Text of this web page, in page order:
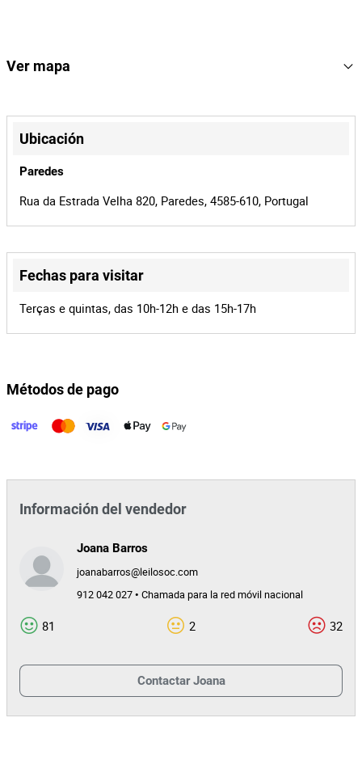
Referencia
Id de la
subasta
41696
Id del lote
Ver mapa
+
−
Leaflet ©OpenStreetMap
Ubicación
Paredes
Rua da Estrada Velha 820, Paredes, 4585-610, Portugal
Fechas para visitar
Terças e quintas, das 10h-12h e das 15h-17h
Métodos de pago
Información del vendedor
Joana Barros
joanabarros@leilosoc.com
912 042 027 • Chamada para la red móvil nacional
81 2 32
Contactar Joana